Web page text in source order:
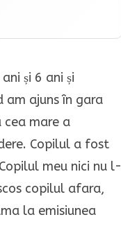
și 6 ani și
am ajuns în gara
cea mare a
Copilul a fost
meu nici nu l-
copilul afara,
la emisiunea